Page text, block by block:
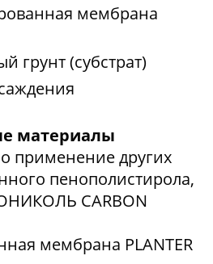
мембрана
грунт (субстрат)
материалы
применение других
пенополистирола,
CARBON
мембрана PLANTER